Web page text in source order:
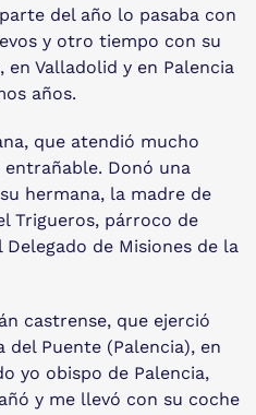
del año lo pasaba con
y otro tiempo con su
Valladolid y en Palencia
años.
que atendió mucho
Donó una
hermana, la madre de
Trigueros, párroco de
de Misiones de la
castrense, que ejerció
Puente (Palencia), en
yo obispo de Palencia,
y me llevó con su coche